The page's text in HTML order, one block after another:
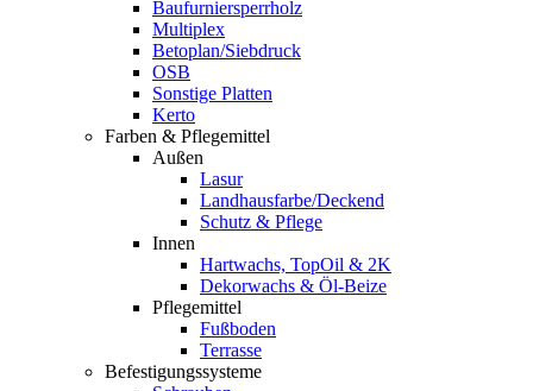
Baufurniersperrholz
Multiplex
Betoplan/Siebdruck
OSB
Sonstige Platten
Kerto
Farben & Pflegemittel
Außen
Lasur
Landhausfarbe/Deckend
Schutz & Pflege
Innen
Hartwachs, TopOil & 2K
Dekorwachs & Öl-Beize
Pflegemittel
Fußboden
Terrasse
Befestigungssysteme